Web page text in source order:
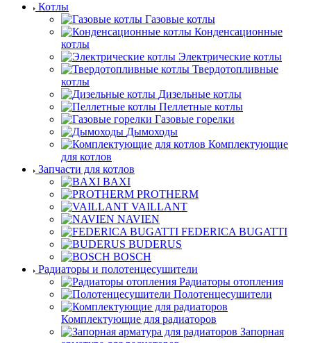
Котлы
Газовые котлы
Конденсационные
котлы
Электрические котлы
Твердотопливные
котлы
Дизельные котлы
Пеллетные котлы
Газовые горелки
Дымоходы
Комплектующие
для котлов
Запчасти для котлов
BAXI
PROTHERM
VAILLANT
NAVIEN
FEDERICA BUGATTI
BUDERUS
BOSCH
Радиаторы и полотенцесушители
Радиаторы отопления
Полотенцесушители
Комплектующие для радиаторов
Запорная